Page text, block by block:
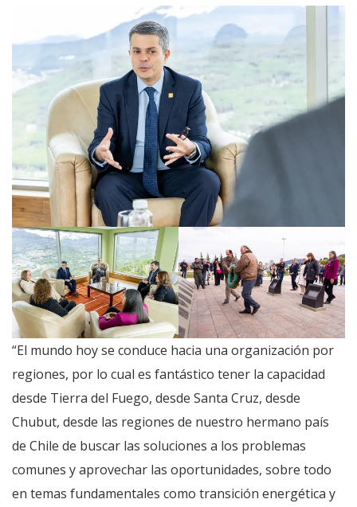
“El mundo hoy se conduce hacia una organización por
regiones, por lo cual es fantástico tener la capacidad
desde Tierra del Fuego, desde Santa Cruz, desde
Chubut, desde las regiones de nuestro hermano país
de Chile de buscar las soluciones a los problemas
comunes y aprovechar las oportunidades, sobre todo
en temas fundamentales como transición energética y